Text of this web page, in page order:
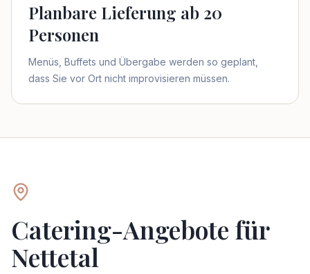
Planbare Lieferung ab 20
Personen
Menüs, Buffets und Übergabe werden so geplant,
dass Sie vor Ort nicht improvisieren müssen.
Catering-Angebote für
Nettetal